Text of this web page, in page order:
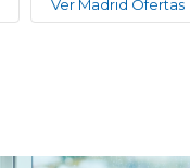
Ver Madrid Ofertas